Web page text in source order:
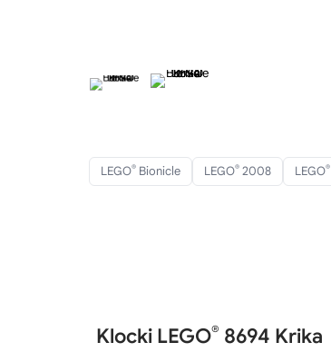
LEGO® Bionicle LEGO® 2008 LEGO®
Klocki LEGO® 8694 Krika